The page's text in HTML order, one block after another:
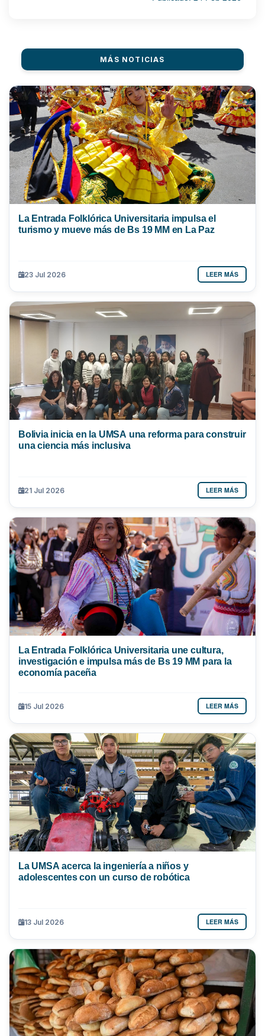
MÁS NOTICIAS
La Entrada Folklórica Universitaria impulsa el
turismo y mueve más de Bs 19 MM en La Paz
23 Jul 2026 LEER MÁS
Bolivia inicia en la UMSA una reforma para construir
una ciencia más inclusiva
21 Jul 2026 LEER MÁS
La Entrada Folklórica Universitaria une cultura,
investigación e impulsa más de Bs 19 MM para la
economía paceña
15 Jul 2026 LEER MÁS
La UMSA acerca la ingeniería a niños y
adolescentes con un curso de robótica
13 Jul 2026 LEER MÁS